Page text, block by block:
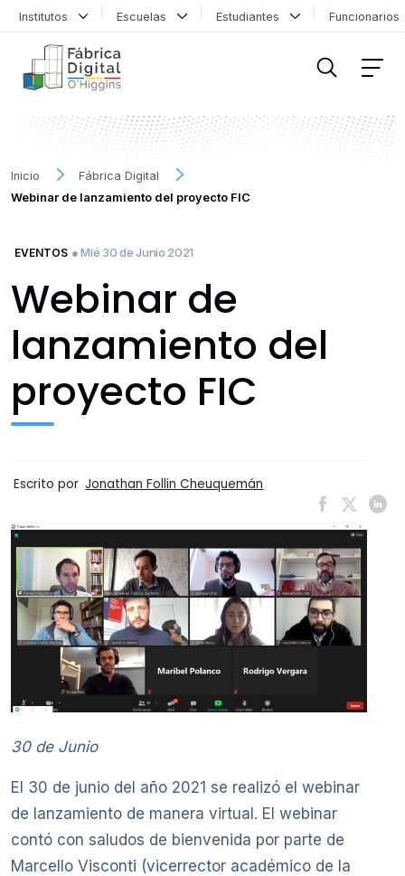
Institutos Escuelas Estudiantes
Inicio
Fábrica Digital
Webinar de lanzamiento del proyecto FIC
EVENTOS ● Mié 30 de Junio 2021
Webinar de
lanzamiento del
proyecto FIC
Escrito por Jonathan Follin Cheuquemán
30 de Junio
El 30 de junio del año 2021 se realizó el webinar
de lanzamiento de manera virtual. El webinar
contó con saludos de bienvenida por parte de
Marcello Visconti (vicerrector académico de la